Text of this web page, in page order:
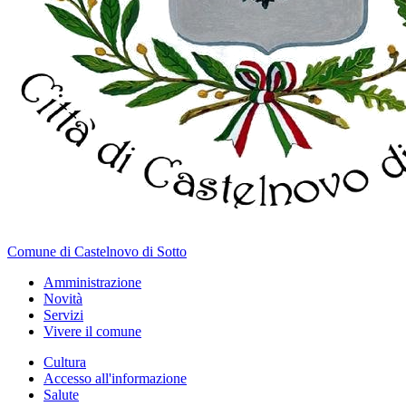
Comune di Castelnovo di Sotto
Amministrazione
Novità
Servizi
Vivere il comune
Cultura
Accesso all'informazione
Salute